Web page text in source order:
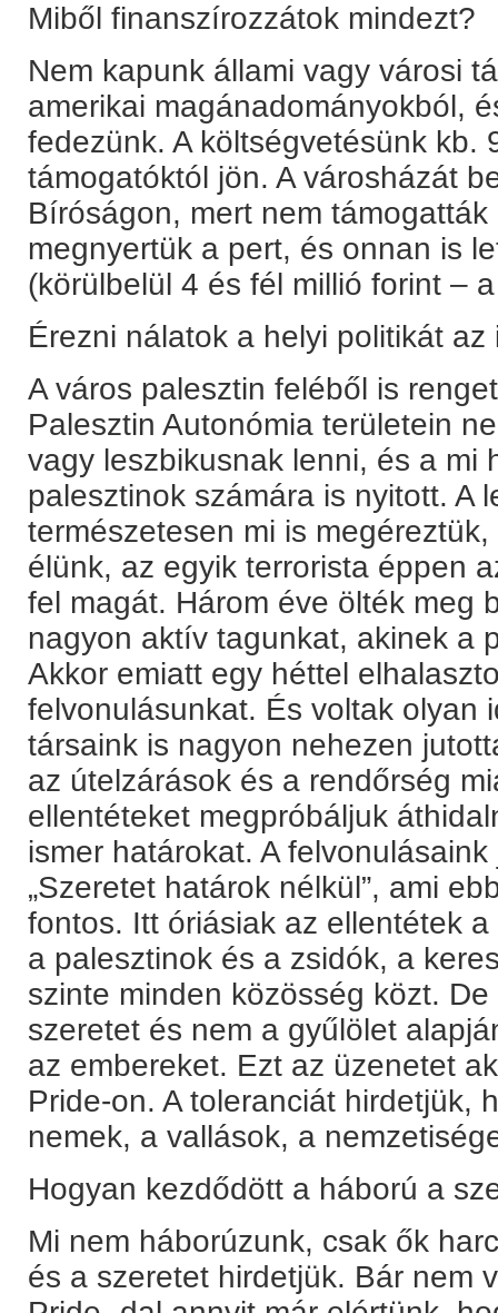
Miből finanszírozzátok mindezt?
Nem kapunk állami vagy városi
amerikai magánadományokból,
fedezünk. A költségvetésünk kb.
támogatóktól jön. A városházát
Bíróságon, mert nem
megnyertük a pert, és onnan is
(körülbelül 4 és fél millió forint –
Érezni nálatok a helyi politikát
A város palesztin feléből is
Palesztin Autonómia területein
vagy leszbikusnak lenni, és a mi
palesztinok számára is nyitott. A
természetesen mi is
élünk, az egyik terrorista éppen
fel magát. Három éve ölték meg
nagyon aktív tagunkat, akinek a
Akkor emiatt egy héttel
felvonulásunkat. És voltak olyan
társaink is nagyon nehezen
az útelzárások és a rendőrség
ellentéteket megpróbáljuk
ismer határokat. A
„Szeretet határok nélkül”, ami
fontos. Itt óriásiak az ellentétek
a palesztinok és a zsidók, a
szinte minden közösség közt.
szeretet és nem a gyűlölet
az embereket. Ezt az üzenetet
Pride-on. A toleranciát hirdetjük,
nemek, a vallások, a
Hogyan kezdődött a háború a
Mi nem háborúzunk, csak ők
és a szeretet hirdetjük. Bár nem